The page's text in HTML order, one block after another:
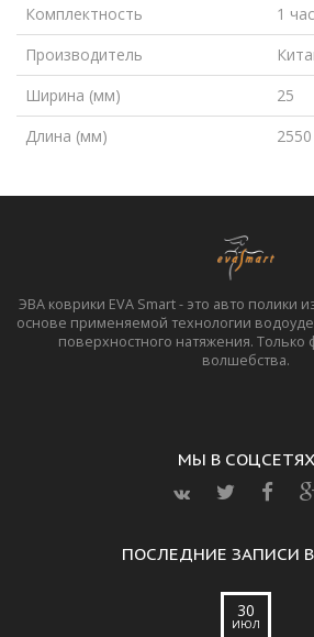
Комплектность
1
Производитель
Ширина (мм)
25
Длина (мм)
ЭВА коврики EVA Smart - это авто полики
основе применяемой технологии
поверхностного натяжения. Только
волшебства.
МЫ В СОЦСЕТЯХ
ПОСЛЕДНИЕ ЗАПИСИ В
30
ИЮЛ